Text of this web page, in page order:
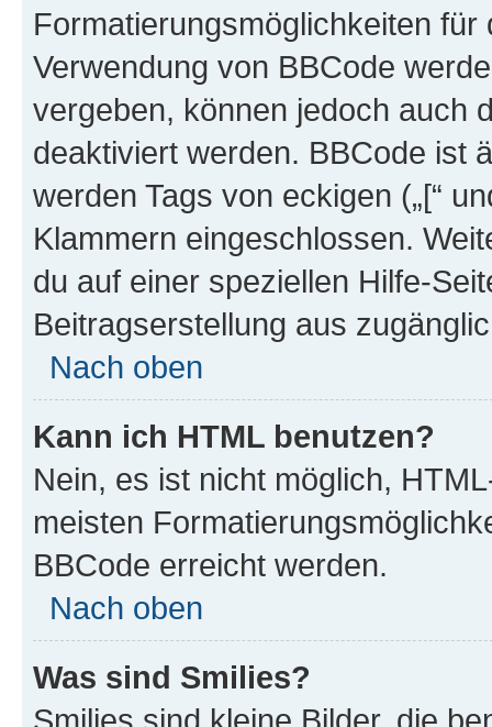
Formatierungsmöglichkeiten
Verwendung von BBCode
vergeben, können jedoch auch
deaktiviert werden. BBCode ist
werden Tags von eckigen („[“
Klammern eingeschlossen.
du auf einer speziellen Hilfe-
Beitragserstellung aus
Nach oben
Kann ich HTML benutzen?
Nein, es ist nicht möglich,
meisten
BBCode erreicht werden.
Nach oben
Was sind Smilies?
Smilies sind kleine Bilder, die